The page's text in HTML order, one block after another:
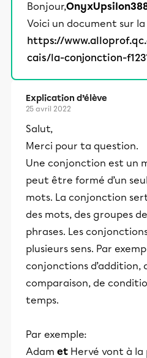
Bonjour,
Voici un document sur
https://
cais/la-conjonction-
Explication d’élève
25 avril 2022
Salut,
Merci pour ta question.
Une conjonction est un
peut être formé d’un
mots. La conjonction
des mots, des groupes
phrases. Les
plusieurs sens. Par
conjonctions d’addition,
comparaison, de
temps.
Par exemple:
Adam et Hervé vont à la